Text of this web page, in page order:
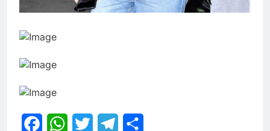
FacebookWhatsApp
Twitter Telegram